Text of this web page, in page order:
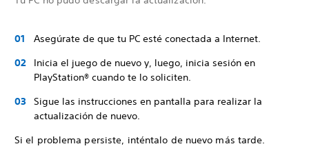
Asegúrate de que tu PC esté conectada a Internet.
Inicia el juego de nuevo y, luego, inicia sesión en
PlayStation® cuando te lo soliciten.
Sigue las instrucciones en pantalla para realizar la
actualización de nuevo.
Si el problema persiste, inténtalo de nuevo más tarde.